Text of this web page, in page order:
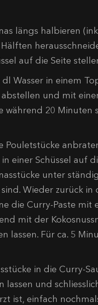
längs halbieren
auf die Seite
Wasser in einem
und mit
während 20 Minuten
Pouletstücke
einer Schüssel auf
unter
Wieder zurück in
die Curry-Paste mit
mit der
lassen. Für ca. 5
in die Curry-
und
ist, einfach